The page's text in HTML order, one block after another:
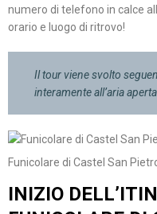
numero di telefono in calce
orario e luogo di ritrovo!
Il tour viene svolto
interamente all’aria
Funicolare di Castel San
INIZIO